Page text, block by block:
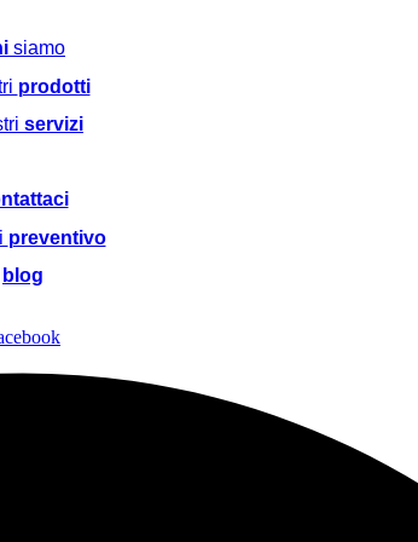
siamo
prodotti
servizi
preventivo
blog